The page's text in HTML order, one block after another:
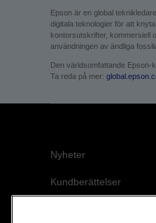
Epson är en global
digitala teknologier för att
kontorsutskrifter, kommersiell
användningen av ändliga
Den världsomfattande Epson-
Ta reda på mer:
Nyheter
Kundberättelser